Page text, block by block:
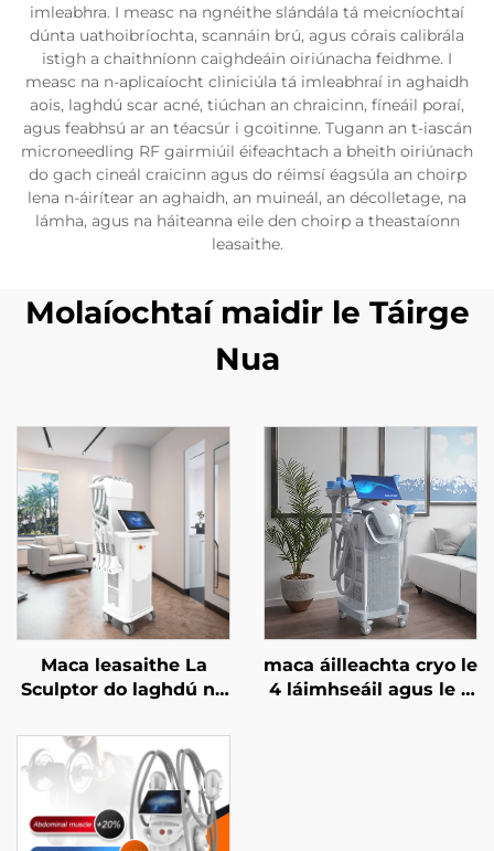
imleabhra. I measc na ngnéithe slándála tá meicníochtaí
dúnta uathoibríochta, scannáin brú, agus córais calibrála
istigh a chaithníonn caighdeáin oiriúnacha feidhme. I
measc na n-aplicaíocht cliniciúla tá imleabhraí in aghaidh
aois, laghdú scar acné, tiúchan an chraicinn, fíneáil poraí,
agus feabhsú ar an téacsúr i gcoitinne. Tugann an t-iascán
microneedling RF gairmiúil éifeachtach a bheith oiriúnach
do gach cineál craicinn agus do réimsí éagsúla an choirp
lena n-áirítear an aghaidh, an muineál, an décolletage, na
lámha, agus na háiteanna eile den choirp a theastaíonn
leasaithe.
Molaíochtaí maidir le Táirge
Nua
Maca leasaithe La
Sculptor do laghdú na
le léasair diódach 1060
nm, do chruthú an
chorpais agus do chur
i mbárr an bholgáin
maca áilleachta cryo le
4 láimhseáil agus le 8